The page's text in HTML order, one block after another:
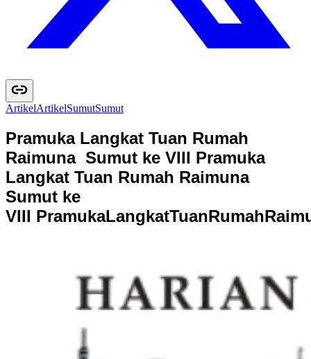
ArtikelArtikelSumutSumut
Pramuka Langkat Tuan Rumah
Raimuna Sumut ke VIII Pramuka
Langkat Tuan Rumah Raimuna
Sumut ke
VIII PramukaLangkatTuanRumahRaim